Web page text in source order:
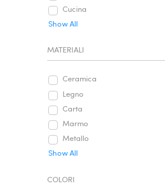
Cucina
Show All
MATERIALI
Ceramica
Legno
Carta
Marmo
Metallo
Show All
COLORI